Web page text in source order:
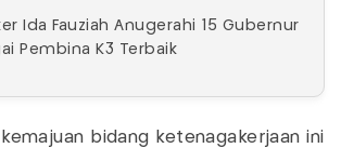
Ida Fauziah Anugerahi 15 Gubernur
Pembina K3 Terbaik
bidang ketenagakerjaan ini